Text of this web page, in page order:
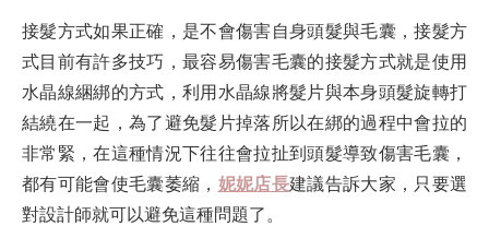
接髮方式如果正確，是不會傷害自身頭髮與毛囊，接髮方
式目前有許多技巧，最容易傷害毛囊的接髮方式就是使用
水晶線綑綁的方式，利用水晶線將髮片與本身頭髮旋轉打
結繞在一起，為了避免髮片掉落所以在綁的過程中會拉的
非常緊，在這種情況下往往會拉扯到頭髮導致傷害毛囊，
都有可能會使毛囊萎縮， 妮妮店長建議告訴大家，只要選
對設計師就可以避免這種問題了。